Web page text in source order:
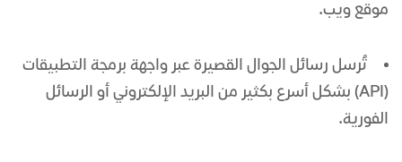
موقع ويب.
تُرسل رسائل الجوال القصيرة عبر واجهة برمجة التطبيقات
(API) بشكل أسرع بكثير من البريد الإلكتروني أو الرسائل
الفورية.